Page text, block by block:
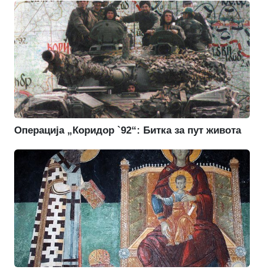
Операција „Коридор `92“: Битка за пут живота